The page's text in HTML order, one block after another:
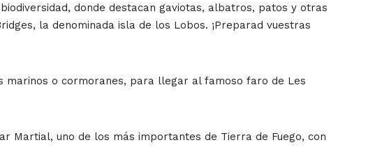
donde destacan gaviotas, albatros, patos y otras
la denominada isla de los Lobos. ¡Preparad vuestras
marinos o cormoranes, para llegar al famoso faro de Les
Martial, uno de los más importantes de Tierra de Fuego, con